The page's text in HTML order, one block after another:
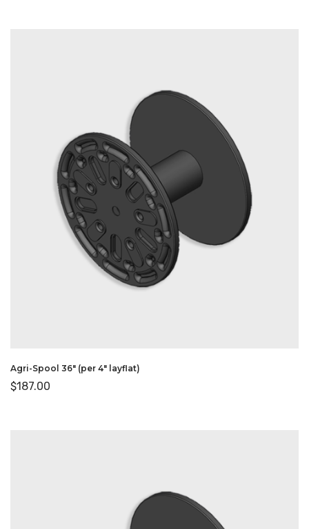
Agri-Spool 36″ (per 4″ layflat)
$187.00